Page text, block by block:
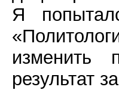
Я
изменить
результат